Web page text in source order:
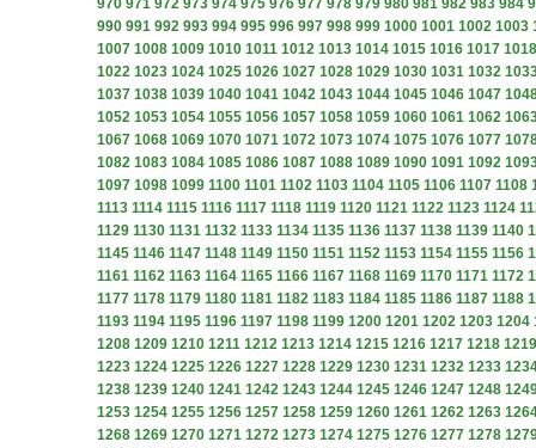
970 971 972 973 974 975 976 977 978 979 980 981 982 983 984
990 991 992 993 994 995 996 997 998 999 1000 1001 1002 1003
1007 1008 1009 1010 1011 1012 1013 1014 1015 1016 1017 1018
1022 1023 1024 1025 1026 1027 1028 1029 1030 1031 1032
1037 1038 1039 1040 1041 1042 1043 1044 1045 1046 1047
1052 1053 1054 1055 1056 1057 1058 1059 1060 1061 1062
1067 1068 1069 1070 1071 1072 1073 1074 1075 1076 1077
1082 1083 1084 1085 1086 1087 1088 1089 1090 1091 1092
1097 1098 1099 1100 1101 1102 1103 1104 1105 1106 1107 1108
1113 1114 1115 1116 1117 1118 1119 1120 1121 1122 1123 1124
1129 1130 1131 1132 1133 1134 1135 1136 1137 1138 1139 1140
1145 1146 1147 1148 1149 1150 1151 1152 1153 1154 1155 1156
1161 1162 1163 1164 1165 1166 1167 1168 1169 1170 1171 1172
1177 1178 1179 1180 1181 1182 1183 1184 1185 1186 1187 1188
1193 1194 1195 1196 1197 1198 1199 1200 1201 1202 1203 1204
1208 1209 1210 1211 1212 1213 1214 1215 1216 1217 1218 1219
1223 1224 1225 1226 1227 1228 1229 1230 1231 1232 1233
1238 1239 1240 1241 1242 1243 1244 1245 1246 1247 1248
1253 1254 1255 1256 1257 1258 1259 1260 1261 1262 1263
1268 1269 1270 1271 1272 1273 1274 1275 1276 1277 1278